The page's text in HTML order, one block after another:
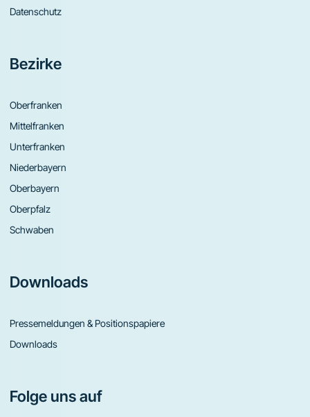
Datenschutz
Bezirke
Oberfranken
Mittelfranken
Unterfranken
Niederbayern
Oberbayern
Oberpfalz
Schwaben
Downloads
Pressemeldungen & Positionspapiere
Downloads
Folge uns auf